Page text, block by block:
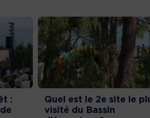
:
Quel est le 2e site le
visité du Bassin